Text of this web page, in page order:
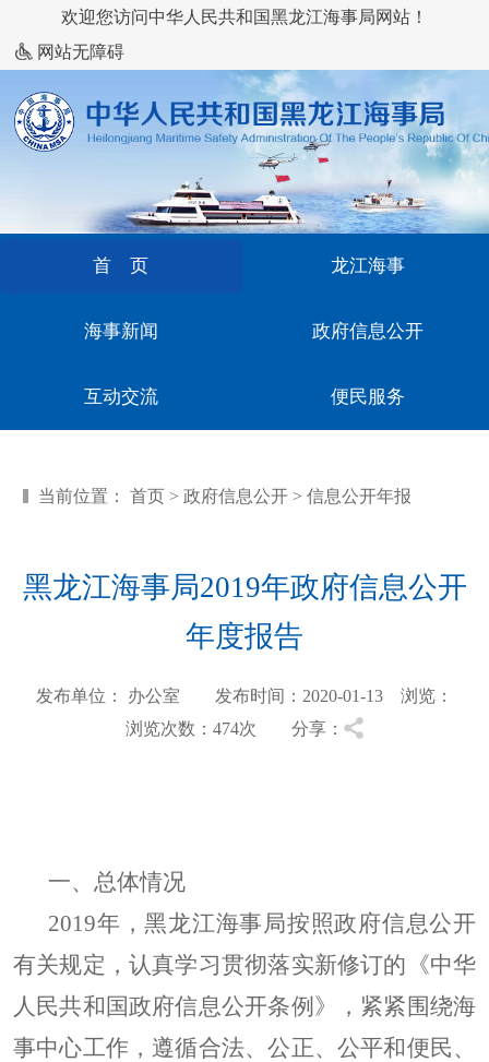
欢迎您访问中华人民共和国黑龙江海事局网站！
网站无障碍
首 页 龙江海事
海事新闻 政府信息公开
互动交流 便民服务
当前位置： 首页 > 政府信息公开 > 信息公开年报
黑龙江海事局2019年政府信息公开
年度报告
发布单位： 办公室 发布时间：2020-01-13 浏览：
浏览次数：474次 分享：
一、总体情况
2019年，黑龙江海事局按照政府信息公开
有关规定，认真学习贯彻落实新修订的《中华
人民共和国政府信息公开条例》，紧紧围绕海
事中心工作，遵循合法、公正、公平和便民、